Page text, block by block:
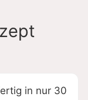
in nur 30